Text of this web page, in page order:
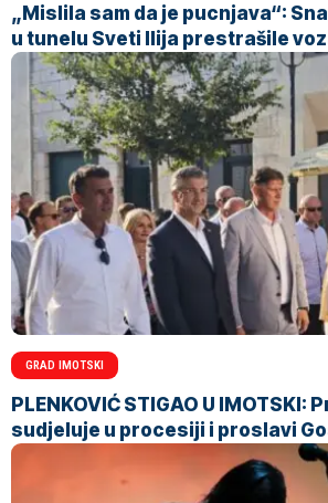
„Mislila sam da je pucnjava“:
u tunelu Sveti Ilija prestrašile
GRAD IMOTSKI
PLENKOVIĆ STIGAO U IMOTSKI:
sudjeluje u procesiji i proslavi